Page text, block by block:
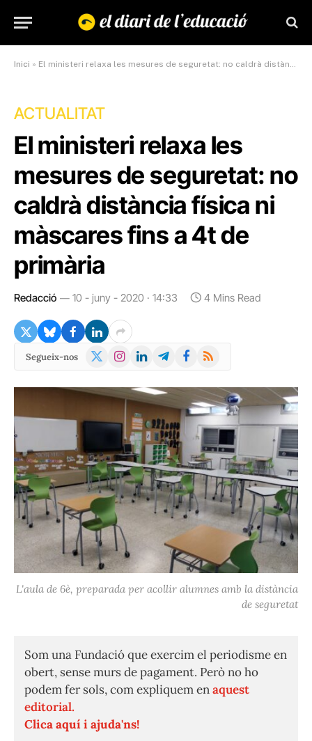
Inici » El ministeri relaxa les mesures de seguretat: no caldrà distància física ni màscares fins a 4t de primària
ACTUALITAT
El ministeri relaxa les
mesures de seguretat: no
caldrà distància física ni
màscares fins a 4t de
primària
Redacció 10 - juny - 2020 · 14:33 4 Mins Read
Segueix-nos
X
Instagram
LinkedInTelegramFacebook
RSS
L'aula de 6è, preparada per acollir alumnes amb la distància
de seguretat
Som una Fundació que exercim el periodisme en
obert, sense murs de pagament. Però no ho
podem fer sols, com expliquem enaquest
editorial.
Clica aquí i ajuda'ns!